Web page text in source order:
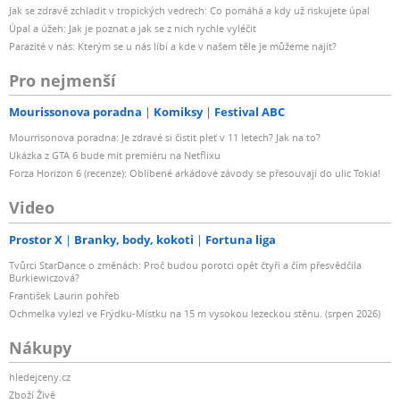
Jak se zdravě zchladit v tropických vedrech: Co pomáhá a kdy už riskujete úpal
Úpal a úžeh: Jak je poznat a jak se z nich rychle vyléčit
Parazité v nás: Kterým se u nás líbí a kde v našem těle je můžeme najít?
Pro nejmenší
Mourissonova poradna Komiksy Festival ABC
Mourrisonova poradna: Je zdravé si čistit pleť v 11 letech? Jak na to?
Ukázka z GTA 6 bude mít premiéru na Netflixu
Forza Horizon 6 (recenze): Oblíbené arkádové závody se přesouvají do ulic Tokia!
Video
Prostor X Branky, body, kokoti Fortuna liga
Tvůrci StarDance o změnách: Proč budou porotci opět čtyři a čím přesvědčila
Burkiewiczová?
František Laurin pohřeb
Ochmelka vylezl ve Frýdku-Místku na 15 m vysokou lezeckou stěnu. (srpen 2026)
Nákupy
hledejceny.cz
Zboží Živě